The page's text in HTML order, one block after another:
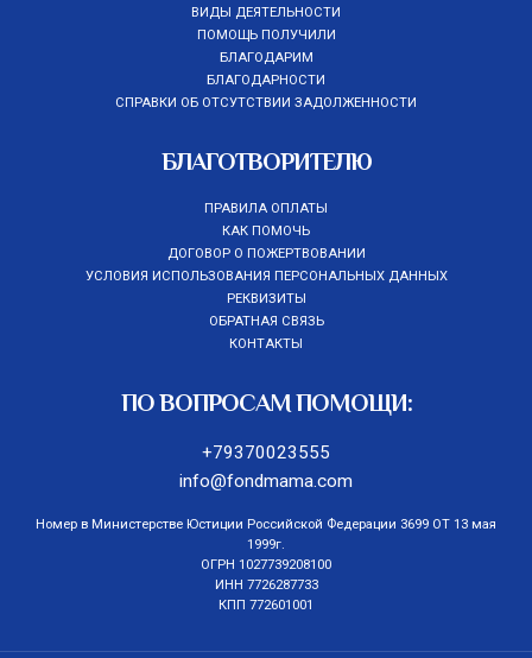
ВИДЫ ДЕЯТЕЛЬНОСТИ
ПОМОЩЬ ПОЛУЧИЛИ
БЛАГОДАРИМ
БЛАГОДАРНОСТИ
СПРАВКИ ОБ ОТСУТСТВИИ ЗАДОЛЖЕННОСТИ
БЛАГОТВОРИТЕЛЮ
ПРАВИЛА ОПЛАТЫ
КАК ПОМОЧЬ
ДОГОВОР О ПОЖЕРТВОВАНИИ
УСЛОВИЯ ИСПОЛЬЗОВАНИЯ ПЕРСОНАЛЬНЫХ ДАННЫХ
РЕКВИЗИТЫ
ОБРАТНАЯ СВЯЗЬ
КОНТАКТЫ
ПО ВОПРОСАМ ПОМОЩИ:
+79370023555
info@fondmama.com
Номер в Министерстве Юстиции Российской Федерации 3699 ОТ 13 мая
1999г.
ОГРН 1027739208100
ИНН 7726287733
КПП 772601001